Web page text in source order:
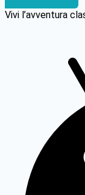
Vivi l’avventura